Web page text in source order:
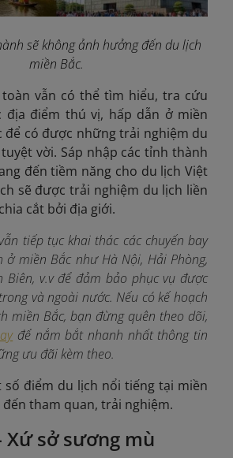
sẽ không ảnh hưởng đến du lịch
miền Bắc.
vẫn có thể tìm hiểu, tra cứu
địa điểm thú vị, hấp dẫn ở miền
để có được những trải nghiệm du
vời. Sáp nhập các tỉnh thành
đến tiềm năng cho du lịch Việt
sẽ được trải nghiệm du lịch liền
cắt bởi địa giới.
tiếp tục khai thác các chuyến bay
ở miền Bắc như Hà Nội, Hải Phòng,
Biên, v.v để đảm bảo phục vụ được
và ngoài nước. Nếu có kế hoạch
miền Bắc, bạn đừng quên theo dõi,
để nắm bắt nhanh nhất thông tin
ưu đãi kèm theo.
số điểm du lịch nổi tiếng tại miền
đến tham quan, trải nghiệm.
Xứ sở sương mù